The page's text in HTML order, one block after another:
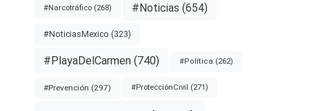
#Narcotráfico (268) #Noticias (654)
#NoticiasMexico (323)
#PlayaDelCarmen (740) #Política (262)
#Prevención (297) #ProtecciónCivil (271)